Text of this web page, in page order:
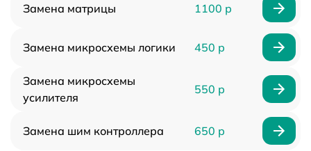
Замена матрицы 1100 р
Замена микросхемы логики 450 р
Замена микросхемы
усилителя
550 р
Замена шим контроллера 650 р